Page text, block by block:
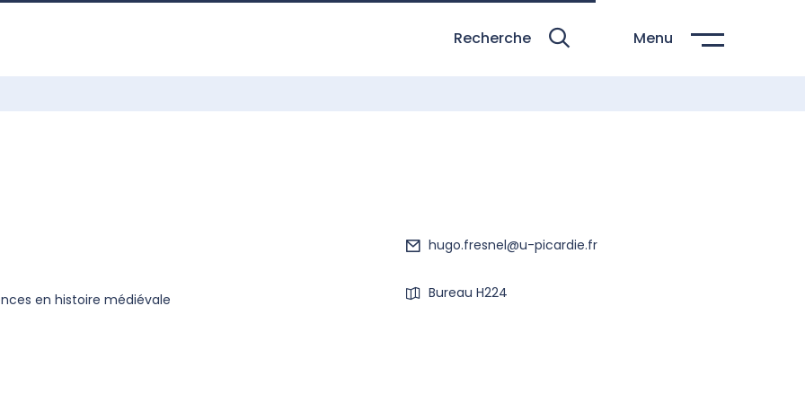
Recherche Menu
en histoire médiévale
hugo.fresnel@u-picardie.fr
Bureau H224